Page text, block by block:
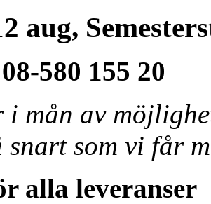
aug,
580 155 20
i mån av
snart som vi får
alla leveranser